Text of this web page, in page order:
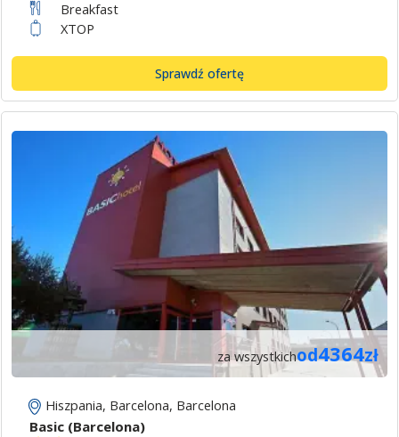
Breakfast
XTOP
Sprawdź ofertę
za wszystkichod4364zł
Hiszpania, Barcelona, Barcelona
Basic (Barcelona)